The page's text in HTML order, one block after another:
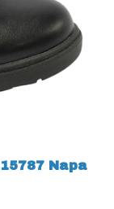
Napa